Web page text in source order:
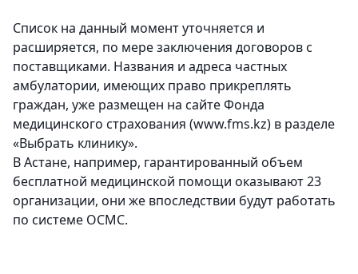
Список на данный момент уточняется и
расширяется, по мере заключения договоров с
поставщиками. Названия и адреса частных
амбулатории, имеющих право прикреплять
граждан, уже размещен на сайте Фонда
медицинского страхования (www.fms.kz) в разделе
«Выбрать клинику».
В Астане, например, гарантированный объем
бесплатной медицинской помощи оказывают 23
организации, они же впоследствии будут работать
по системе ОСМС.